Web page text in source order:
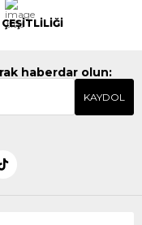
haberdar olun:
KAYDOL